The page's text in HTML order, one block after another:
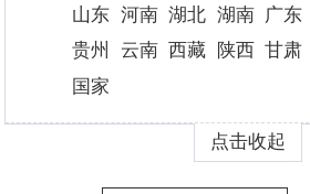
山东 河南 湖北 湖南 广东
贵州
云南 西藏 陕西 甘肃
国家
点击收起